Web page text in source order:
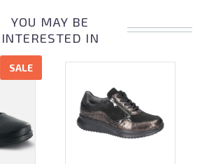
YOU MAY BE
INTERESTED IN
SALE